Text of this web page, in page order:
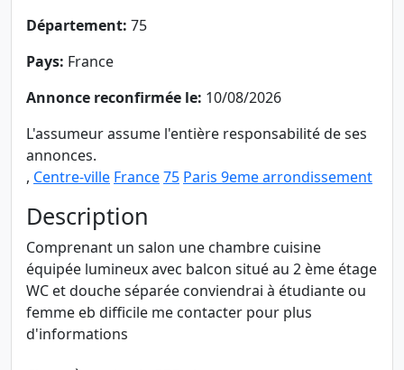
Département: 75
Pays: France
Annonce reconfirmée le: 10/08/2026
L'assumeur assume l'entière responsabilité de ses
annonces.
, Centre-ville France75 Paris 9eme arrondissement
Description
Comprenant un salon une chambre cuisine
équipée lumineux avec balcon situé au 2 ème étage
WC et douche séparée conviendrai à étudiante ou
femme eb difficile me contacter pour plus
d'informations